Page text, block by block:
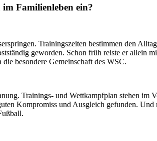
Familienleben ein?
Trainingszeiten bestimmen den
geworden. Schon früh reiste er allein
besondere Gemeinschaft des WSC.
Trainings- und Wettkampfplan stehen
Kompromiss und Ausgleich gefunden.